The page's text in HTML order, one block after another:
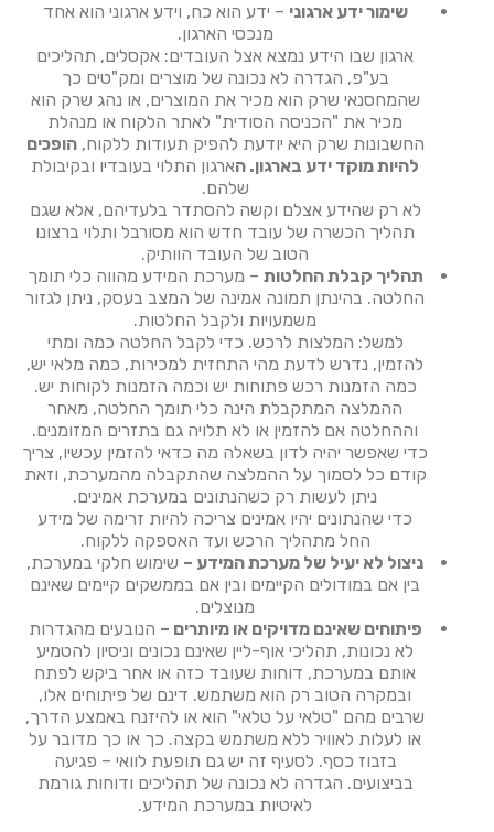
שימור ידע ארגוני– ידע הוא כח, וידע ארגוני הוא אחד
מנכסי הארגון.
ארגון שבו הידע נמצא אצל העובדים: אקסלים, תהליכים
בע"פ, הגדרה לא נכונה של מוצרים ומק"טים כך
שהמחסנאי שרק הוא מכיר את המוצרים, או נהג שרק הוא
מכיר את "הכניסה הסודית" לאתר הלקוח או מנהלת
החשבונות שרק היא יודעת להפיק תעודות ללקוח,הופכים
להיות מוקד ידע בארגון. הארגון התלוי בעובדיו ובקיבולת
שלהם.
לא רק שהידע אצלם וקשה להסתדר בלעדיהם, אלא שגם
תהליך הכשרה של עובד חדש הוא מסורבל ותלוי ברצונו
הטוב של העובד הוותיק.
תהליך קבלת החלטות– מערכת המידע מהווה כלי תומך
החלטה. בהינתן תמונה אמינה של המצב בעסק, ניתן לגזור
משמעויות ולקבל החלטות.
למשל: המלצות לרכש. כדי לקבל החלטה כמה ומתי
להזמין, נדרש לדעת מהי התחזית למכירות, כמה מלאי יש,
כמה הזמנות רכש פתוחות יש וכמה הזמנות לקוחות יש.
ההמלצה המתקבלת הינה כלי תומך החלטה, מאחר
וההחלטה אם להזמין או לא תלויה גם בתזרים המזומנים.
כדי שאפשר יהיה לדון בשאלה מה כדאי להזמין עכשיו, צריך
קודם כל לסמוך על ההמלצה שהתקבלה מהמערכת, וזאת
ניתן לעשות רק כשהנתונים במערכת אמינים.
כדי שהנתונים יהיו אמינים צריכה להיות זרימה של מידע
החל מתהליך הרכש ועד האספקה ללקוח.
ניצול לא יעיל של מערכת המידע – שימוש חלקי במערכת,
בין אם במודולים הקיימים ובין אם בממשקים קיימים שאינם
מנוצלים.
פיתוחים שאינם מדויקים או מיותרים –הנובעים מהגדרות
לא נכונות, תהליכי אוף-ליין שאינם נכונים וניסיון להטמיע
אותם במערכת, דוחות שעובד כזה או אחר ביקש לפתח
ובמקרה הטוב רק הוא משתמש. דינם של פיתוחים אלו,
שרבים מהם "טלאי על טלאי" הוא או להיזנח באמצע הדרך,
או לעלות לאוויר ללא משתמש בקצה. כך או כך מדובר על
בזבוז כסף. לסעיף זה יש גם תופעת לוואי – פגיעה
בביצועים. הגדרה לא נכונה של תהליכים ודוחות גורמת
לאיטיות במערכת המידע.